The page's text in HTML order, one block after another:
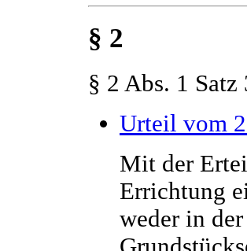
§ 2
§ 2 Abs. 1
Urteil vom
Mit der
Errichtung
weder in